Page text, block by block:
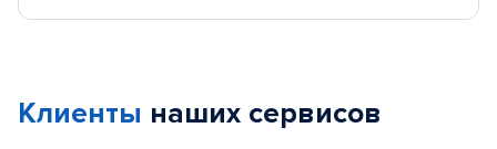
Клиенты наших сервисов